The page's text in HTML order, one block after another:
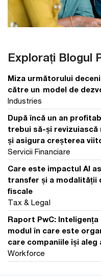
Explorați Blogul
Miza următorului
către un model de
Industries
După încă un an
trebui să-și revizuiască
și asigura creșterea
Servicii Financiare
Care este impactul AI
transfer și a modalității
fiscale
Tax & Legal
Raport PwC:
modul în care este
care companiile își aleg
Workforce